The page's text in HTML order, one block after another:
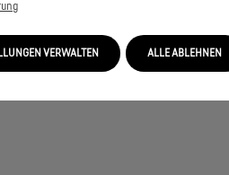
VERWALTEN ALLE ABLEHNEN